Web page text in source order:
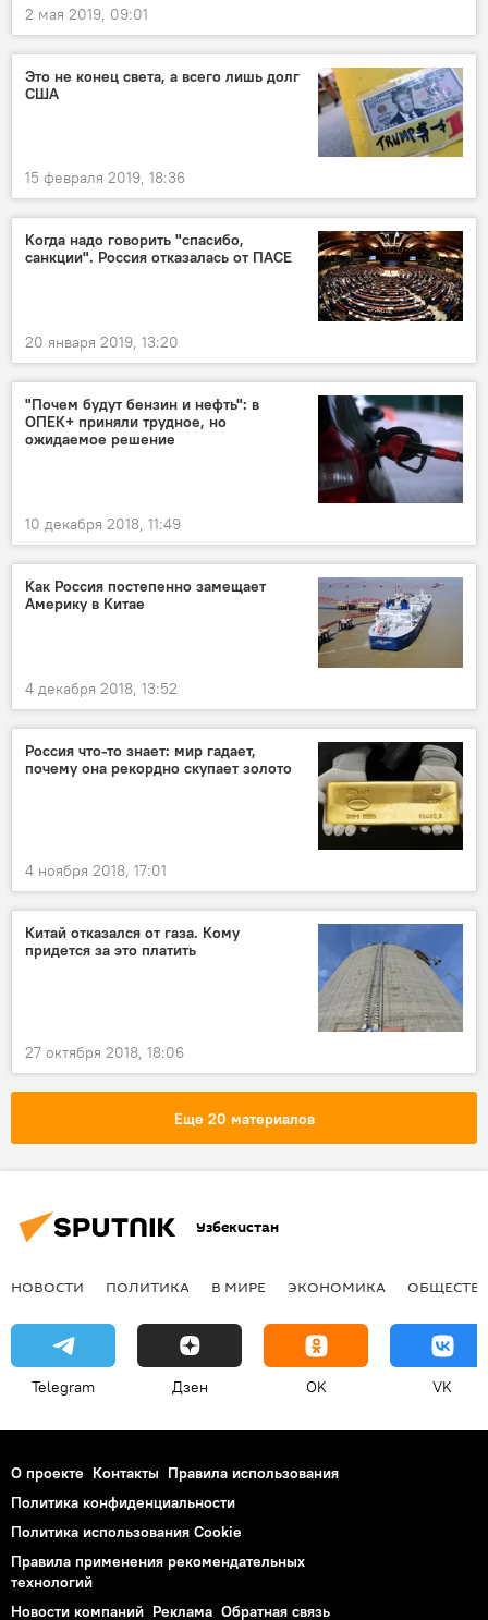
2 мая 2019, 09:01
Это не конец света, а всего лишь долг
США
15 февраля 2019, 18:36
Когда надо говорить "спасибо,
санкции". Россия отказалась от ПАСЕ
20 января 2019, 13:20
"Почем будут бензин и нефть": в
ОПЕК+ приняли трудное, но
ожидаемое решение
10 декабря 2018, 11:49
Как Россия постепенно замещает
Америку в Китае
4 декабря 2018, 13:52
Россия что-то знает: мир гадает,
почему она рекордно скупает золото
4 ноября 2018, 17:01
Китай отказался от газа. Кому
придется за это платить
27 октября 2018, 18:06
Еще 20 материалов
Узбекистан
НОВОСТИ ПОЛИТИКА В МИРЕ ЭКОНОМИКА
Telegram Дзен OK VK
О проекте Контакты Правила использования
Политика конфиденциальности
Политика использования Cookie
Правила применения рекомендательных
технологий
Новости компаний Реклама Обратная связь